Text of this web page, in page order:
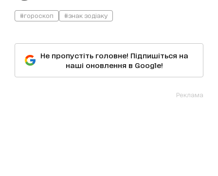
#гороскоп #знак зодіаку
Не пропустіть головне! Підпишіться на
наші оновлення в Google!
Реклама